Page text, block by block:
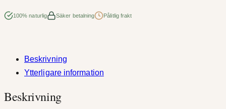
g
m
100% naturlig Säker betalning Pålitlig frakt
Beskrivning
Ytterligare information
Beskrivning